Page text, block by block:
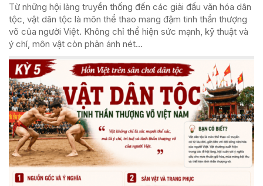
Từ những hội làng truyền thống đến các giải đấu văn hóa dân
tộc, vật dân tộc là môn thể thao mang đậm tinh thần thượng
võ của người Việt. Không chỉ thể hiện sức mạnh, kỹ thuật và
ý chí, môn vật còn phản ánh nét...